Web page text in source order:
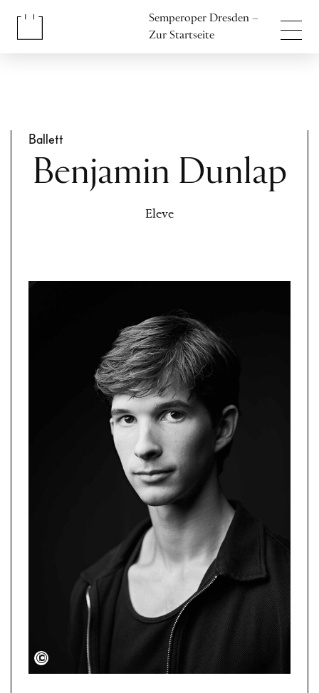
Semperoper Dresden –
Zur Startseite
Ballett
Benjamin Dunlap
Eleve
Semperoper Dresden/Admill Kuyler